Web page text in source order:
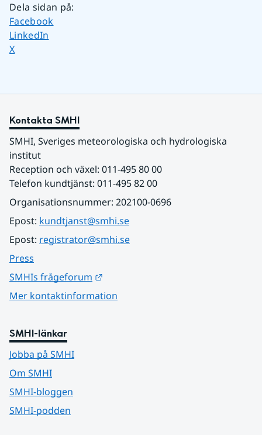
Dela sidan på:
Dela sidan på
Facebook
Dela sidan på
LinkedIn
Dela sidan på
X
Kontakta SMHI
SMHI, Sveriges meteorologiska och hydrologiska
institut
Reception och växel: 011-495 80 00
Telefon kundtjänst: 011-495 82 00
Organisationsnummer: 202100-0696
Epost: kundtjanst@smhi.se
Epost: registrator@smhi.se
Press
SMHIs frågeforum
Mer kontaktinformation
SMHI-länkar
Jobba på SMHI
Om SMHI
SMHI-bloggen
SMHI-podden